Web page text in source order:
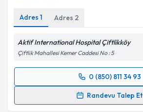
Adres 1 Adres 2
Aktif International Hospital Çiftlikköy
Çiftlik Mahallesi Kemer Caddesi No : 5
0 (850) 811 34 93
Randevu Talep Et
Randevu Takvimi Talebi